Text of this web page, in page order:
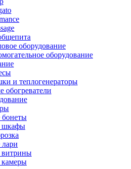
оборудование
оборудование
и теплогенераторы
обогреватели
шкафы
витрины